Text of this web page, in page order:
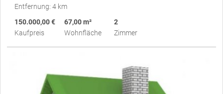
Entfernung: 4 km
150.000,00 €
Kaufpreis
67,00 m²
Wohnfläche
2
Zimmer